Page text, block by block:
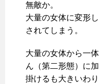
無敵か。
大量の女体に変形
されてしまう。
大量の女体から一
ん（第二形態）に
掛けるも大きいわ